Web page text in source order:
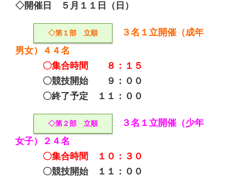
◇開催日 ５月１１日（日）
◇第１部 立順
３名１立開催（成年
男女）４４名
〇集合時間 ８：１５
〇競技開始 ９：００
〇終了予定 １１：００
◇第２部 立順
３名１立開催（少年
女子）２４名
〇集合時間 １０：３０
〇競技開始 １１：００